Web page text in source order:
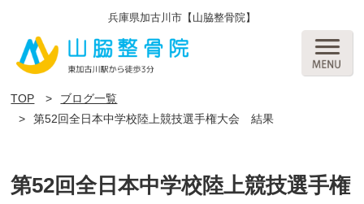
兵庫県加古川市【山脇整骨院】
TOP
ブログ一覧
第52回全日本中学校陸上競技選手権大会 結果
第52回全日本中学校陸上競技選手権